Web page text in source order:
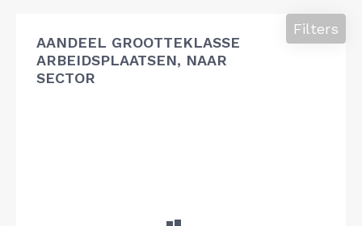
AANDEEL GROOTTEKLASSE
ARBEIDSPLAATSEN, NAAR
SECTOR
Filters